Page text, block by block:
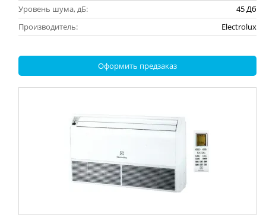
Уровень шума, дБ:
45 Дб
Производитель:
Electrolux
Оформить предзаказ